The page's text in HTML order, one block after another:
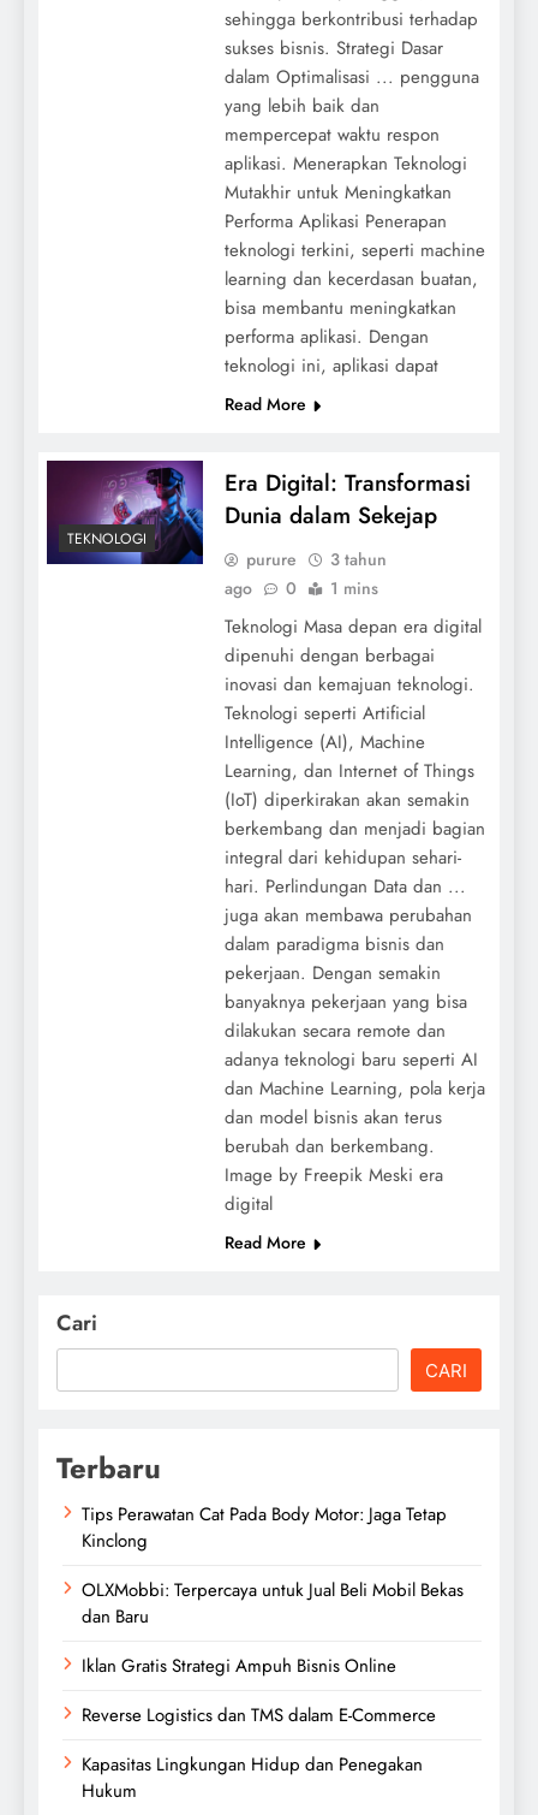
sehingga berkontribusi terhadap
sukses bisnis. Strategi Dasar
dalam Optimalisasi ... pengguna
yang lebih baik dan
mempercepat waktu respon
aplikasi. Menerapkan Teknologi
Mutakhir untuk Meningkatkan
Performa Aplikasi Penerapan
teknologi terkini, seperti machine
learning dan kecerdasan buatan,
bisa membantu meningkatkan
performa aplikasi. Dengan
teknologi ini, aplikasi dapat
Read More
TEKNOLOGI
Era Digital: Transformasi
Dunia dalam Sekejap
purure
3 tahun
ago
0 1 mins
Teknologi Masa depan era digital
dipenuhi dengan berbagai
inovasi dan kemajuan teknologi.
Teknologi seperti Artificial
Intelligence (AI), Machine
Learning, dan Internet of Things
(IoT) diperkirakan akan semakin
berkembang dan menjadi bagian
integral dari kehidupan sehari-
hari. Perlindungan Data dan ...
juga akan membawa perubahan
dalam paradigma bisnis dan
pekerjaan. Dengan semakin
banyaknya pekerjaan yang bisa
dilakukan secara remote dan
adanya teknologi baru seperti AI
dan Machine Learning, pola kerja
dan model bisnis akan terus
berubah dan berkembang.
Image by Freepik Meski era
digital
Read More
Cari
CARI
Terbaru
Tips Perawatan Cat Pada Body Motor: Jaga Tetap
Kinclong
OLXMobbi: Terpercaya untuk Jual Beli Mobil Bekas
dan Baru
Iklan Gratis Strategi Ampuh Bisnis Online
Reverse Logistics dan TMS dalam E-Commerce
Kapasitas Lingkungan Hidup dan Penegakan
Hukum